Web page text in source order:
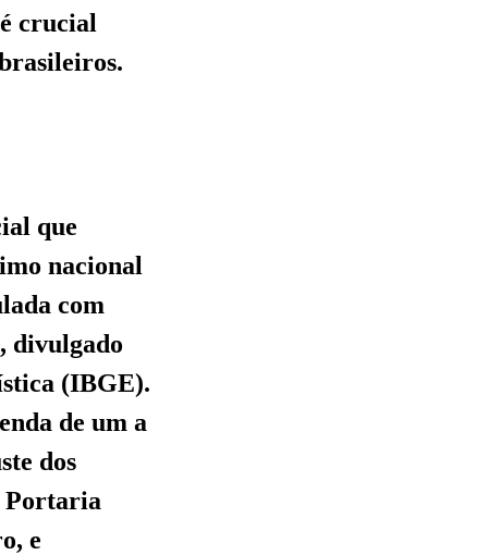
crucial
que
nacional
com
divulgado
(IBGE).
de um a
dos
Portaria
e